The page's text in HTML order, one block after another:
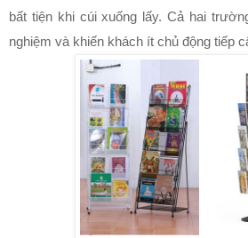
bất tiện khi cúi xuống lấy. Cả hai
nghiệm và khiến khách ít chủ động tiếp